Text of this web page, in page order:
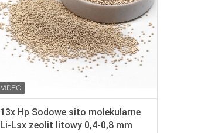
13x Hp Sodowe sito molekularne
Li-Lsx zeolit ​​litowy 0,4-0,8 mm